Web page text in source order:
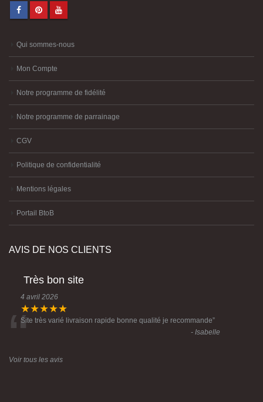
Qui sommes-nous
Mon Compte
Notre programme de fidélité
Notre programme de parrainage
CGV
Politique de confidentialité
Mentions légales
Portail BtoB
AVIS DE NOS CLIENTS
Très bon site
4 avril 2026
★★★★★
“Site très varié livraison rapide bonne qualité je recommande”
- Isabelle
Voir tous les avis